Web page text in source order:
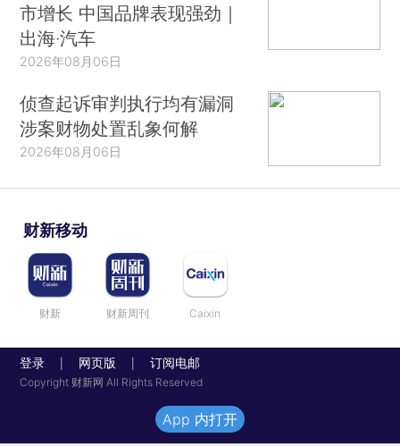
市增长 中国品牌表现强劲｜
出海·汽车
2026年08月06日
侦查起诉审判执行均有漏洞
涉案财物处置乱象何解
2026年08月06日
财新移动
财新 财新周刊 Caixin
登录 网页版 订阅电邮
Copyright 财新网 All Rights Reserved
App 内打开